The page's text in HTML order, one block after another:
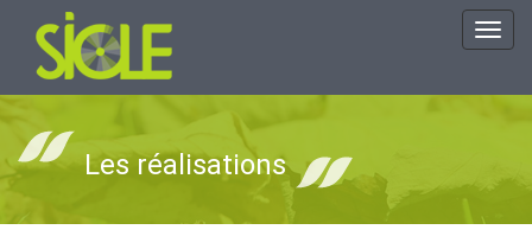
Les réalisations